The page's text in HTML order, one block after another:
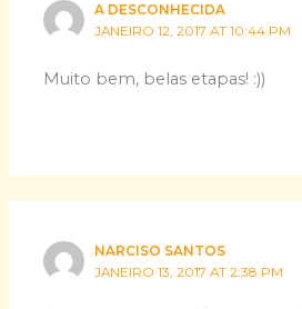
A DESCONHECIDA
JANEIRO 12, 2017 AT 10:44 PM
Muito bem, belas etapas! :))
NARCISO SANTOS
JANEIRO 13, 2017 AT 2:38 PM